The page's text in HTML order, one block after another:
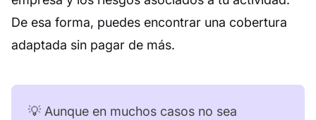
De esa forma, puedes encontrar una cobertura
adaptada sin pagar de más.
💡 Aunque en muchos casos no sea